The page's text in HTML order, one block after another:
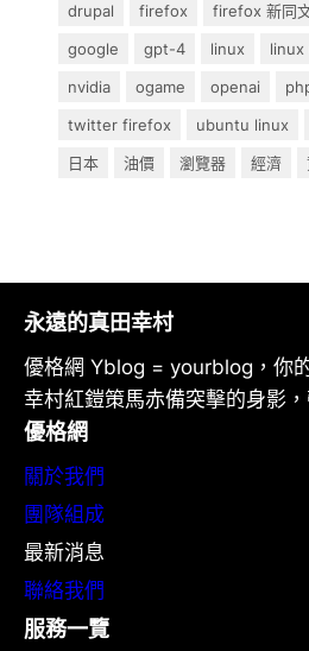
drupal
firefox firefox 新同
google
gpt-4 linux linux
nvidia
ogame openai
twitter firefox
ubuntu linux
日本
油價 瀏覽器 經濟
永遠的真田幸村
優格網 Yblog = yourblog，你
幸村紅鎧策馬赤備突擊的身影
優格網
關於我們
團隊組成
最新消息
聯絡我們
服務一覽